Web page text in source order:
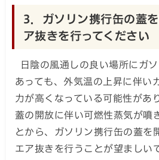
3．ガソリン携行缶の蓋
ア抜きを行ってください
日陰の風通しの良い場所にガ
あっても、外気温の上昇に伴い
力が高くなっている可能性があ
蓋の開放に伴い可燃性蒸気が噴
とから、ガソリン携行缶の蓋を
エア抜きを行うことが望ましい